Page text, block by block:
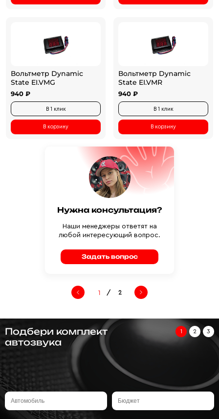
Вольтметр Dynamic
State EI.VMG
940 ₽
В 1 клик
В корзину
Вольтметр Dynamic
State EI.VMR
940 ₽
В 1 клик
В корзину
Нужна консультация?
Наши менеджеры ответят на
любой интересующий вопрос.
Задать вопрос
/ 2
Подбери комплект
автозвука
1 2 3